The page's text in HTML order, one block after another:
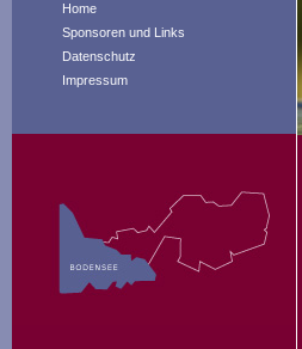
Home
Sponsoren und Links
Datenschutz
Impressum